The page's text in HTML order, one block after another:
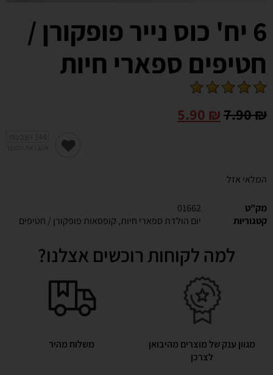
6 יח' כוס נייר פופקורן /
חטיפים ספארי חיות
7.90₪
5.90 ₪
המלאי אזל
מק"ט
01662
קטגוריות
יום הולדת ספארי חיות, קופסאות פופקורן / חטיפים
למה לקוחות רוכשים אצלנו?
מגוון ענק של מוצרים מהיבואן
לצרכן
משלוח מהיר